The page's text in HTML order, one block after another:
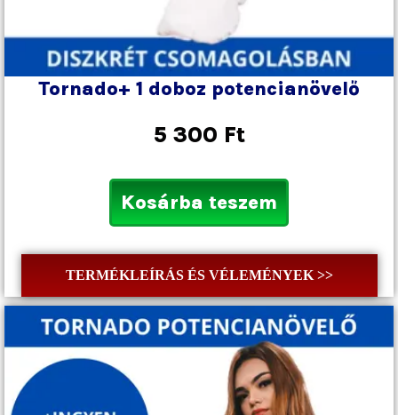
Tornado+ 1 doboz potencianövelő
5 300 Ft
Kosárba teszem
TERMÉKLEÍRÁS ÉS VÉLEMÉNYEK >>